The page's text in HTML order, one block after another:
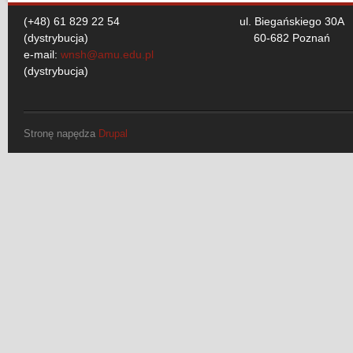
(+48) 61 829 22 54
(dystrybucja)
e-mail: wnsh@amu.edu.pl
(dystrybucja)
ul. Biegańskiego 30A
60-682 Poznań
Stronę napędza Drupal